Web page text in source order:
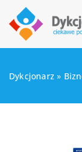
Dykcjonarz »